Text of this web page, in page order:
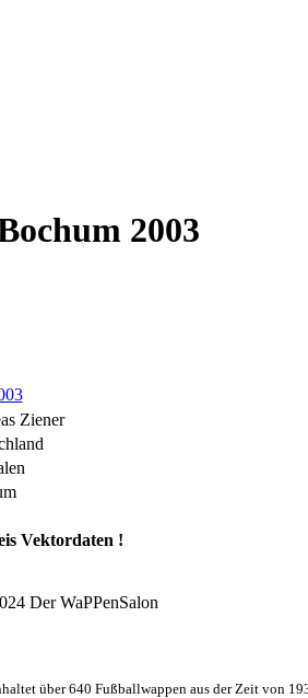
2003
Ziener
Vektordaten !
Der WaPPenSalon
über 640 Fußballwappen aus der Zeit von